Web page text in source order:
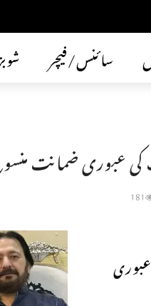
سائنس/فیچر
کی عبوری ضمانت
181